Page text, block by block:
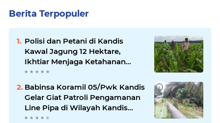
Berita Terpopuler
Polisi dan Petani di Kandis
Kawal Jagung 12 Hektare,
Ikhtiar Menjaga Ketahanan
Pangan
Babinsa Koramil 05/Pwk Kandis
Gelar Giat Patroli Pengamanan
Line Pipa di Wilayah Kandis
Kandis